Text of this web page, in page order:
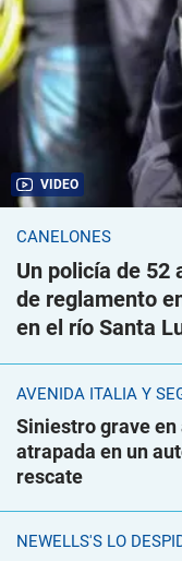
VIDEO
CANELONES
Un policía de 52
de reglamento
en el río Santa
AVENIDA ITALIA Y
Siniestro grave
atrapada en un
rescate
NEWELLS'S LO